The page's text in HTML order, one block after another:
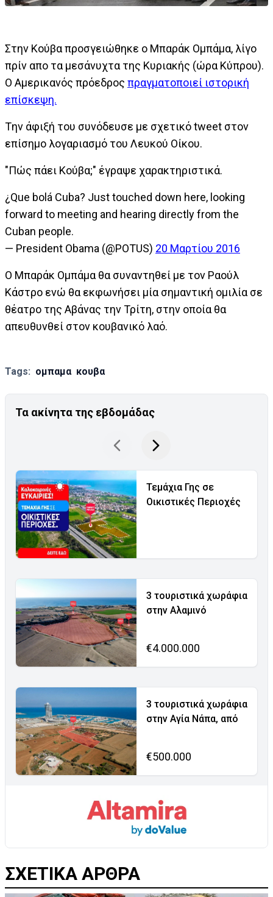
Στην Κούβα προσγειώθηκε ο Μπαράκ Ομπάμα, λίγο
πρίν απο τα μεσάνυχτα της Κυριακής (ώρα Κύπρου).
Ο Αμερικανός πρόεδρος πραγματοποιεί ιστορική
επίσκεψη.
Tην άφιξή του συνόδευσε με σχετικό tweet στον
επίσημο λογαριασμό του Λευκού Οίκου.
"Πώς πάει Κούβα;" έγραψε χαρακτηριστικά.
¿Que bolá Cuba? Just touched down here, looking
forward to meeting and hearing directly from the
Cuban people.
— President Obama (@POTUS) 20 Μαρτίου 2016
O Mπαράκ Ομπάμα θα συναντηθεί με τον Ραούλ
Κάστρο ενώ θα εκφωνήσει μία σημαντική ομιλία σε
θέατρο της Αβάνας την Τρίτη, στην οποία θα
απευθυνθεί στον κουβανικό λαό.
Tags: ομπαμα κουβα
Τα ακίνητα της εβδομάδας
Τεμάχια Γης σε
Οικιστικές Περιοχές
3 τουριστικά χωράφια
στην Αλαμινό
€4.000.000
3 τουριστικά χωράφια
στην Αγία Νάπα, από
€500.000
ΣΧΕΤΙΚΑ ΑΡΘΡΑ